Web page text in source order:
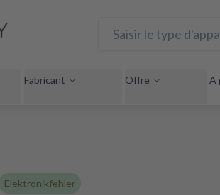
Fabricant Offre A
Elektronikfehler